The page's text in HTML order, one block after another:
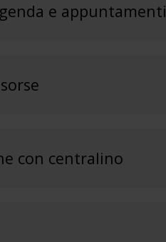
e appuntamenti
con centralino